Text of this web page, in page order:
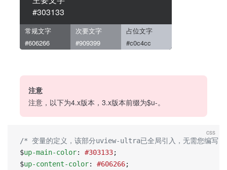
#303133
常规文字
#606266
次要文字
#909399
占位文字
#c0c4cc
注意
注意，以下为4.x版本，3.x版本前缀为$u-。
css
/* 变量的定义，该部分uview-ultra已全局引入，无需您编写
$up-main-color: #303133;
$up-content-color: #606266;